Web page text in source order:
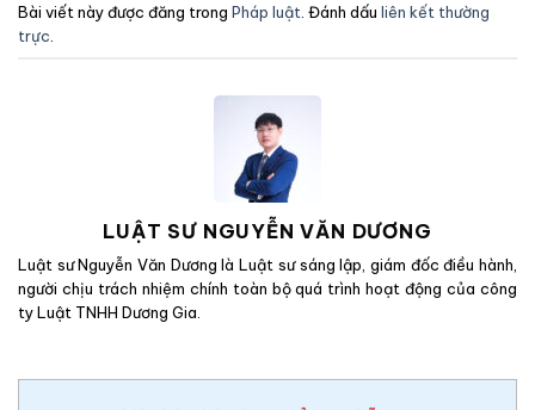
Bài viết này được đăng trong Pháp luật . Đánh dấu liên kết thường
trực
LUẬT SƯ NGUYỄN VĂN DƯƠNG
Luật sư Nguyễn Văn Dương là Luật sư sáng lập, giám đốc điều hành,
người chịu trách nhiệm chính toàn bộ quá trình hoạt động của công
ty Luật TNHH Dương Gia.